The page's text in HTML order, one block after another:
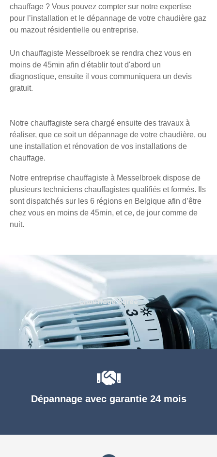
chauffage ? Vous pouvez compter sur notre expertise
pour l’installation et le dépannage de votre chaudière gaz
ou mazout résidentielle ou entreprise.
Un chauffagiste Messelbroek se rendra chez vous en
moins de 45min afin d'établir tout d'abord un
diagnostique, ensuite il vous communiquera un devis
gratuit.
Notre chauffagiste sera chargé ensuite des travaux à
réaliser, que ce soit un dépannage de votre chaudière, ou
une installation et rénovation de vos installations de
chauffage.
Notre entreprise chauffagiste à Messelbroek dispose de
plusieurs techniciens chauffagistes qualifiés et formés. Ils
sont dispatchés sur les 6 régions en Belgique afin d’être
chez vous en moins de 45min, et ce, de jour comme de
nuit.
Dépannage avec garantie 24 mois
Chauffage agréé